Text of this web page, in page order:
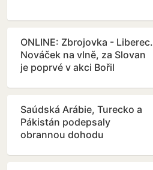
ONLINE: Zbrojovka - Liberec.
Nováček na vlně, za Slovan
je poprvé v akci Bořil
Saúdská Arábie, Turecko a
Pákistán podepsaly
obrannou dohodu